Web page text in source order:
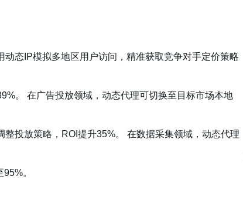
态IP模拟多地区用户访问，精准获取竞争对手定价策略
。 在广告投放领域，动态代理可切换至目标市场本地
投放策略，ROI提升35%。 在数据采集领域，动态代理
。